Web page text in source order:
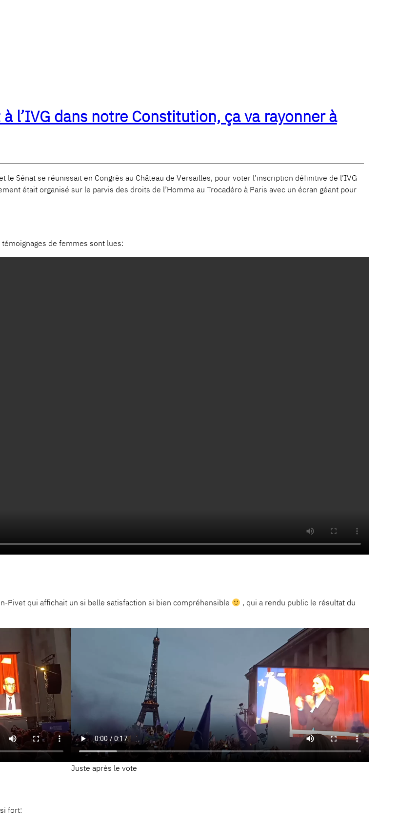
l’IVG dans notre Constitution, ça va rayonner à
Sénat se réunissait en Congrès au Château de Versailles, pour voter l’inscription définitive de l’IVG
était organisé sur le parvis des droits de l’Homme au Trocadéro à Paris avec un écran géant pour
de femmes sont lues:
Pivet qui affichait un si belle satisfaction si bien compréhensible
, qui a rendu public le résultat du
Juste après le vote
fort: